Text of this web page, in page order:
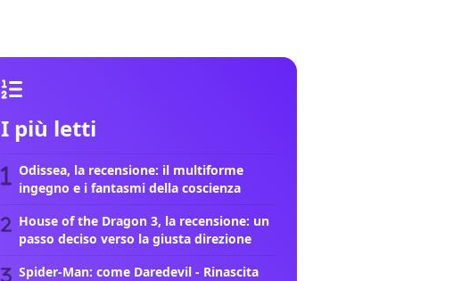
I più letti
Odissea, la recensione: il multiforme
ingegno e i fantasmi della coscienza
House of the Dragon 3, la recensione: un
passo deciso verso la giusta direzione
Spider-Man: come Daredevil - Rinascita